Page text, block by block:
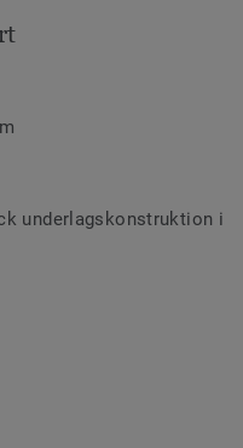
underlagskonstruktion i